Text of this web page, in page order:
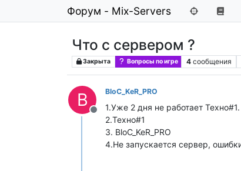
Форум - Mix-Servers
Что с сервером ?
Закрыта Вопросы по игре 4 сообщения
B
Не в сети
BloC_KeR_PRO
1.Уже 2 дня не работает
2.Техно#1
3. BloC_KeR_PRO
4.Не запускается сервер,